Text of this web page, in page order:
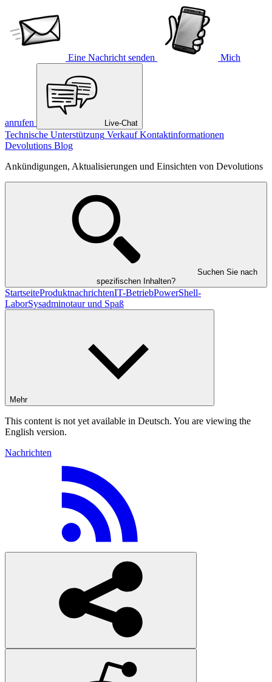
Eine Nachricht senden Mich
anrufen Live-Chat
Technische Unterstützung Verkauf Kontaktinformationen
Devolutions Blog
Ankündigungen, Aktualisierungen und Einsichten von Devolutions
Suchen Sie nach
spezifischen Inhalten?
StartseiteProduktnachrichtenIT-BetriebPowerShell-
LaborSysadminotaur und Spaß
Mehr
This content is not yet available in Deutsch. You are viewing the
English version.
Nachrichten